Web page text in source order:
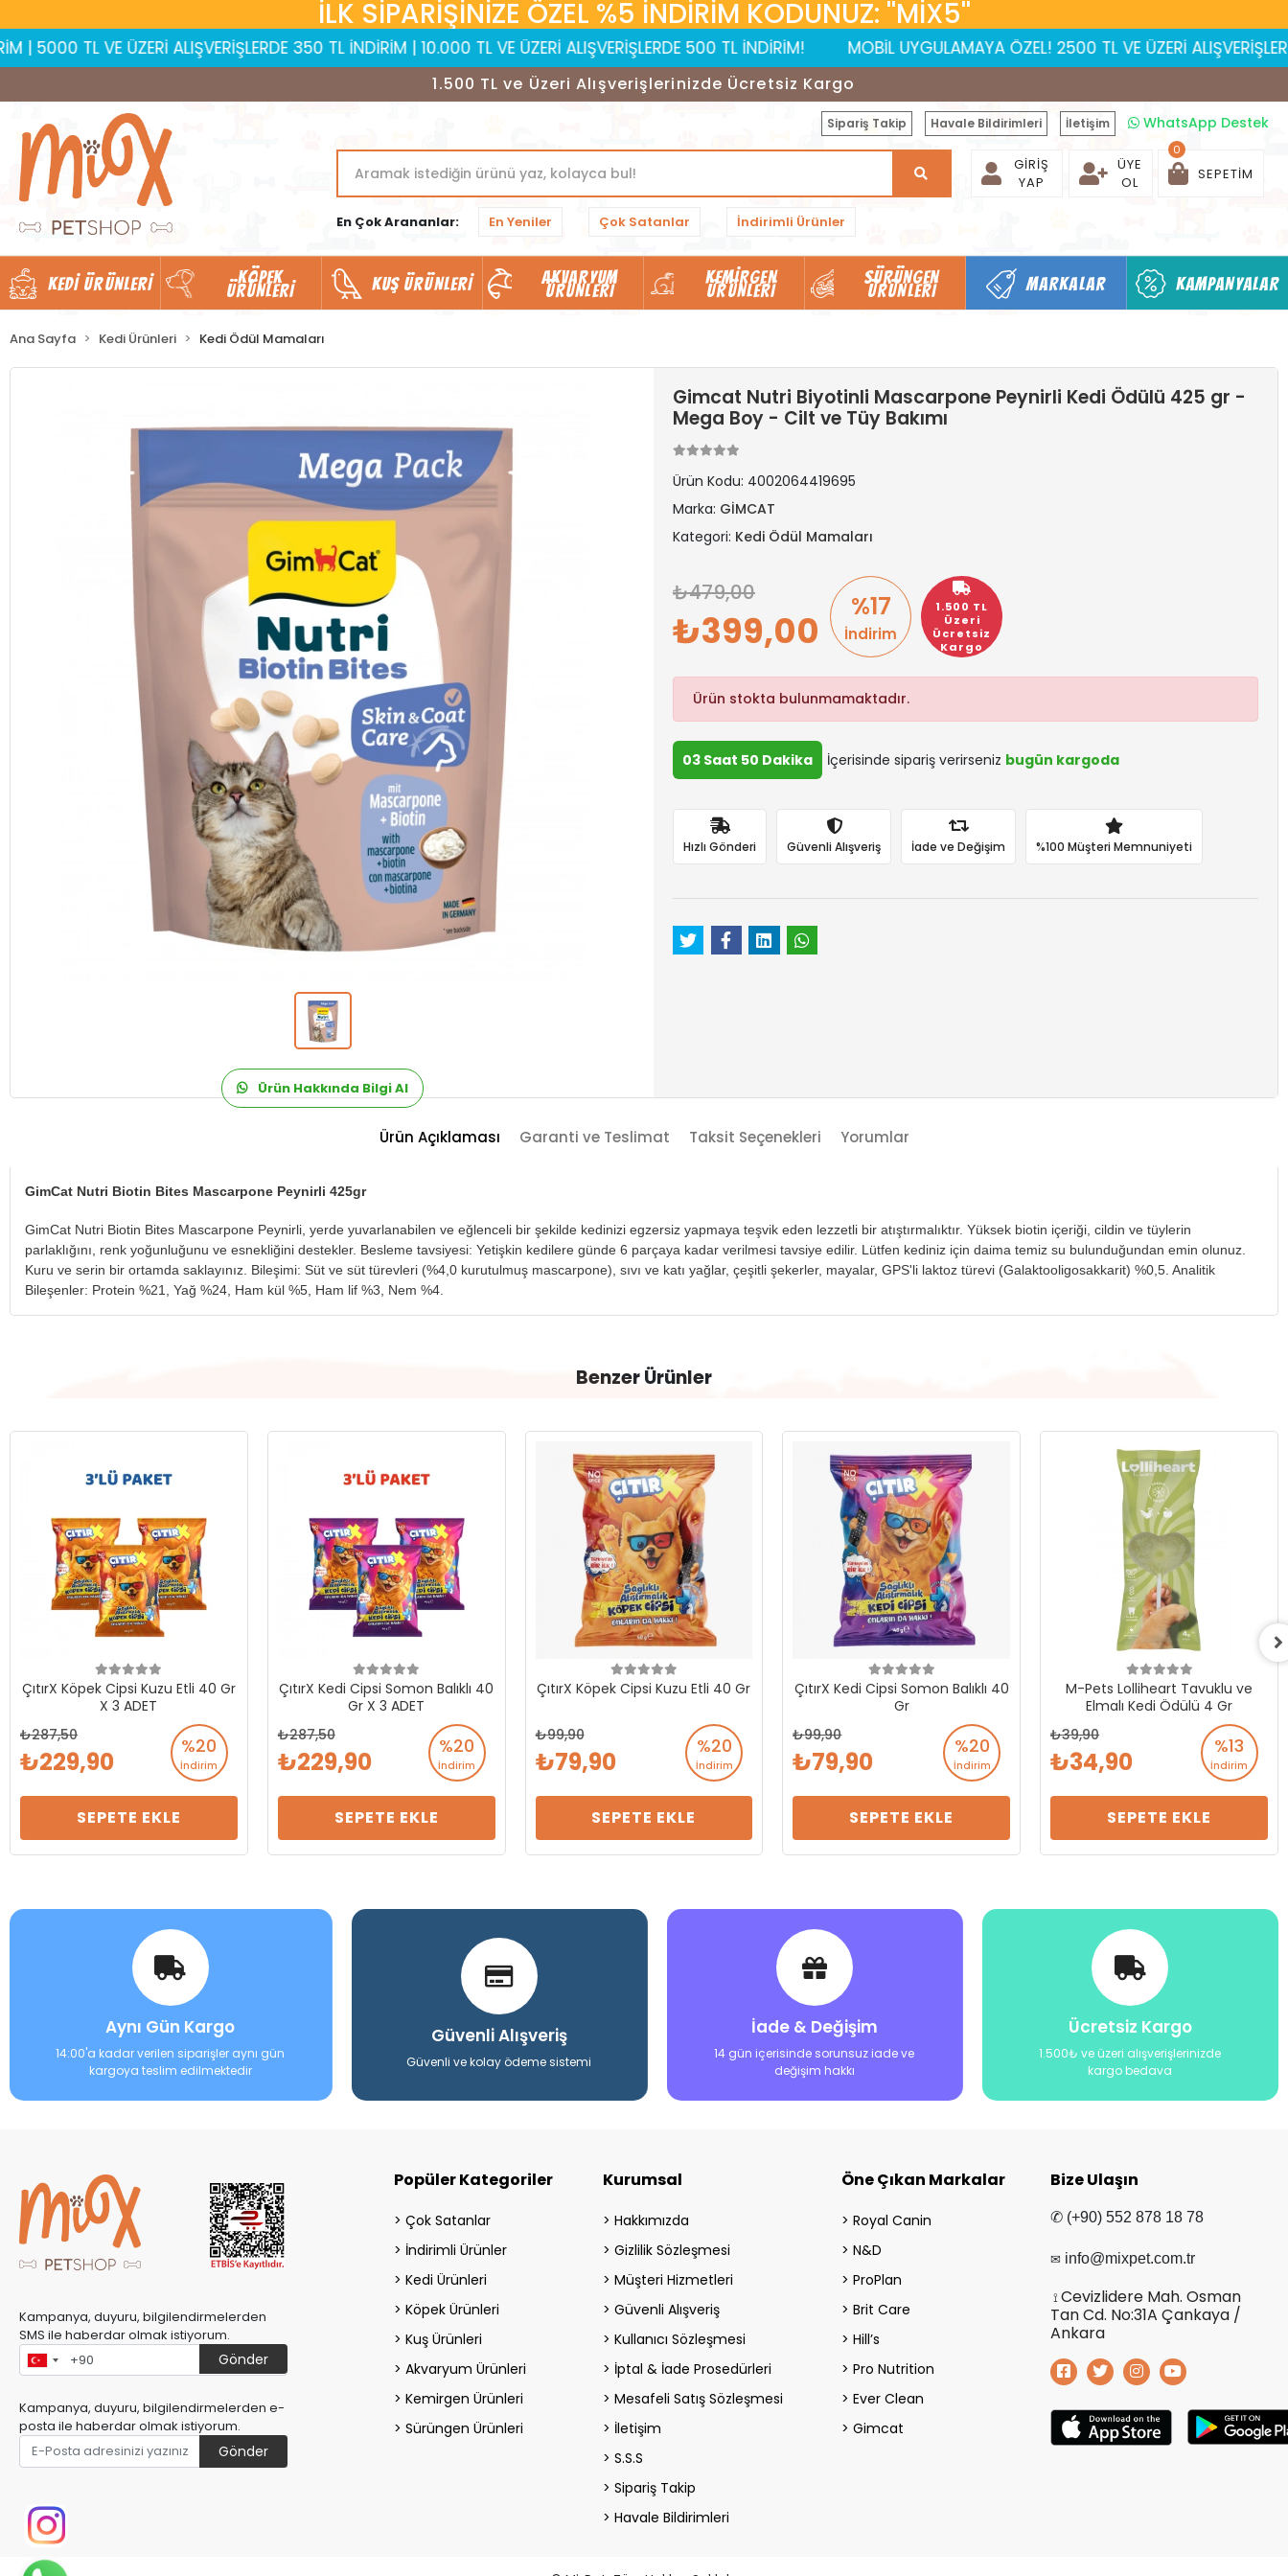
İLK SİPARİŞİNİZE ÖZEL %5 İNDİRİM KODUNUZ: ''MİX5''
VE ÜZERİ ALIŞVERİŞLERDE 350 TL İNDİRİM | 10.000 TL VE ÜZERİ ALIŞVERİŞLERDE 500 TL İNDİRİM! MOBİL UYGULAMAYA ÖZEL! 2500 TL VE ÜZERİ ALIŞVERİŞLERDE
1.500 TL ve Üzeri Alışverişlerinizde Ücretsiz Kargo
Sipariş Takip Havale Bildirimleri İletişim WhatsApp Destek
En Çok Arananlar: En Yeniler Çok Satanlar İndirimli Ürünler
GIRIŞ
YAP
ÜYE
OL
SEPETIM
0
KEDI ÜRÜNLERI KÖPEK
ÜRÜNLERI KUŞ ÜRÜNLERI AKVARYUM
ÜRÜNLERI
KEMIRGEN
ÜRÜNLERI
SÜRÜNGEN
ÜRÜNLERI MARKALAR KAMPANYALAR
Ana Sayfa Kedi Ürünleri Kedi Ödül Mamaları
Ürün Hakkında Bilgi Al
Gimcat Nutri Biyotinli Mascarpone Peynirli Kedi Ödülü 425 gr -
Mega Boy - Cilt ve Tüy Bakımı
Ürün Kodu: 4002064419695
Marka: GİMCAT
Kategori: Kedi Ödül Mamaları
1.500 TL
Üzeri
Ücretsiz
Kargo
%17
İndirim
479,00
399,00
Ürün stokta bulunmamaktadır.
03 Saat 50 Dakika İçerisinde sipariş verirseniz bugün kargoda
Hızlı Gönderi Güvenli Alışveriş İade ve Değişim %100 Müşteri Memnuniyeti
Ürün Açıklaması Garanti ve Teslimat Taksit Seçenekleri Yorumlar
GimCat Nutri Biotin Bites Mascarpone Peynirli 425gr
GimCat Nutri Biotin Bites Mascarpone Peynirli, yerde yuvarlanabilen ve eğlenceli bir şekilde kedinizi egzersiz yapmaya teşvik eden lezzetli bir atıştırmalıktır. Yüksek biotin içeriği, cildin ve tüylerin
parlaklığını, renk yoğunluğunu ve esnekliğini destekler. Besleme tavsiyesi: Yetişkin kedilere günde 6 parçaya kadar verilmesi tavsiye edilir. Lütfen kediniz için daima temiz su bulunduğundan emin olunuz.
Kuru ve serin bir ortamda saklayınız. Bileşimi: Süt ve süt türevleri (%4,0 kurutulmuş mascarpone), sıvı ve katı yağlar, çeşitli şekerler, mayalar, GPS'li laktoz türevi (Galaktooligosakkarit) %0,5. Analitik
Bileşenler: Protein %21, Yağ %24, Ham kül %5, Ham lif %3, Nem %4.
Benzer Ürünler
ÇıtırX Köpek Cipsi Kuzu Etli 40 Gr
X 3 ADET
%20
İndirim
287,50
229,90
SEPETE EKLE
ÇıtırX Kedi Cipsi Somon Balıklı 40
Gr X 3 ADET
%20
İndirim
287,50
229,90
SEPETE EKLE
ÇıtırX Köpek Cipsi Kuzu Etli 40 Gr
%20
İndirim
99,90
79,90
SEPETE EKLE
ÇıtırX Kedi Cipsi Somon Balıklı 40
Gr
%20
İndirim
99,90
79,90
SEPETE EKLE
M-Pets Lolliheart Tavuklu ve
Elmalı Kedi Ödülü 4 Gr
%13
İndirim
39,90
34,90
SEPETE EKLE
Aynı Gün Kargo
14:00'a kadar verilen siparişler aynı gün
kargoya teslim edilmektedir
Güvenli Alışveriş
Güvenli ve kolay ödeme sistemi
İade & Değişim
14 gün içerisinde sorunsuz iade ve
değişim hakkı
Ücretsiz Kargo
1.500₺ ve üzeri alışverişlerinizde
kargo bedava
Kampanya, duyuru, bilgilendirmelerden
SMS ile haberdar olmak istiyorum.
Gönder
Kampanya, duyuru, bilgilendirmelerden e-
posta ile haberdar olmak istiyorum.
Gönder
Popüler Kategoriler
Çok Satanlar
İndirimli Ürünler
Kedi Ürünleri
Köpek Ürünleri
Kuş Ürünleri
Akvaryum Ürünleri
Kemirgen Ürünleri
Sürüngen Ürünleri
Kurumsal
Hakkımızda
Gizlilik Sözleşmesi
Müşteri Hizmetleri
Güvenli Alışveriş
Kullanıcı Sözleşmesi
İptal & İade Prosedürleri
Mesafeli Satış Sözleşmesi
İletişim
S.S.S
Sipariş Takip
Havale Bildirimleri
Öne Çıkan Markalar
Royal Canin
N&D
ProPlan
Brit Care
Hill’s
Pro Nutrition
Ever Clean
Gimcat
Bize Ulaşın
✆ (+90) 552 878 18 78
✉ info@mixpet.com.tr
⟟Cevizlidere Mah. Osman
Tan Cd. No:31A Çankaya /
Ankara